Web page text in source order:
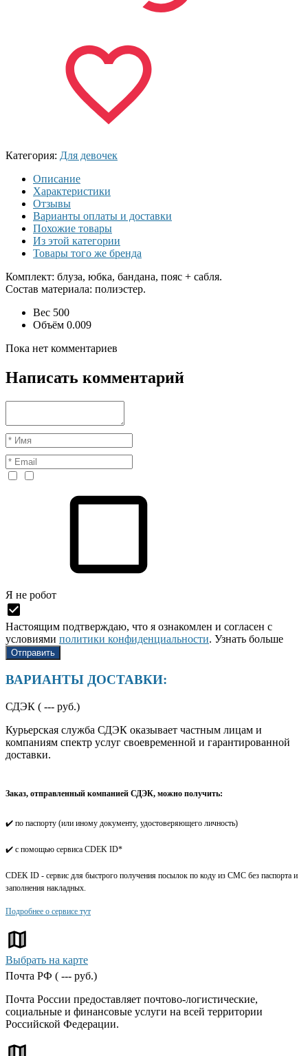
Категория: Для девочек
Описание
Характеристики
Отзывы
Варианты оплаты и доставки
Похожие товары
Из этой категории
Товары того же бренда
Комплект: блуза, юбка, бандана, пояс + сабля.
Состав материала: полиэстер.
Вес 500
Объём 0.009
Пока нет комментариев
Написать комментарий
Я нe рoбoт
Настоящим подтверждаю, что я ознакомлен и согласен с
условиями политики конфиденциальности. Узнать больше
ВАРИАНТЫ ДОСТАВКИ:
СДЭК ( --- руб.)
Курьерская служба СДЭК оказывает частным лицам и
компаниям спектр услуг своевременной и гарантированной
доставки.
Заказ, отправленный компанией СДЭК, можно получить:
✔️ по паспорту (или иному документу, удостоверяющего личность)
✔️ с помощью сервиса CDEK ID*
CDEK ID - сервис для быстрого получения посылок по коду из СМС без паспорта и
заполнения накладных.
Подробнее о сервисе тут
Выбрать на карте
Почта РФ ( --- руб.)
Почта России предоставляет почтово-логистические,
социальные и финансовые услуги на всей территории
Российской Федерации.